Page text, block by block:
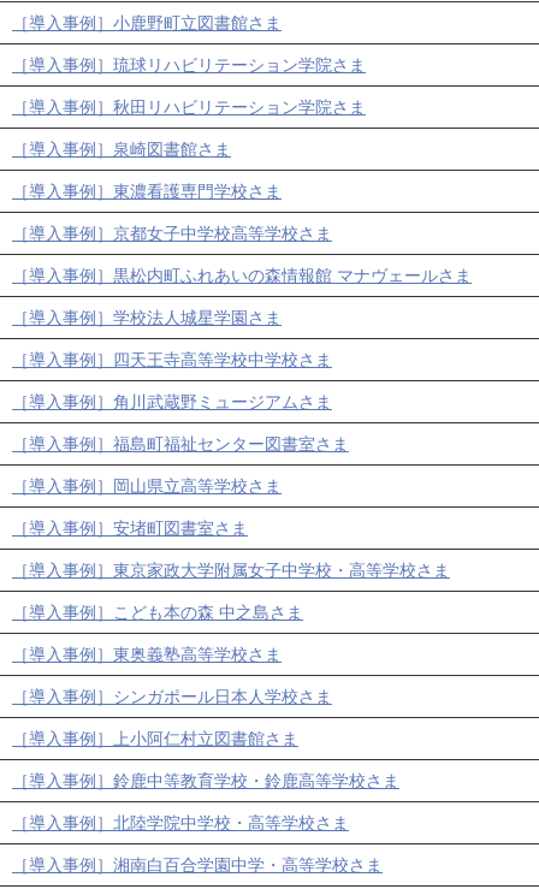
［導入事例］小鹿野町立図書館さま
［導入事例］琉球リハビリテーション学院さま
［導入事例］秋田リハビリテーション学院さま
［導入事例］泉崎図書館さま
［導入事例］東濃看護専門学校さま
［導入事例］京都女子中学校高等学校さま
［導入事例］黒松内町ふれあいの森情報館 マナヴェールさま
［導入事例］学校法人城星学園さま
［導入事例］四天王寺高等学校中学校さま
［導入事例］角川武蔵野ミュージアムさま
［導入事例］福島町福祉センター図書室さま
［導入事例］岡山県立高等学校さま
［導入事例］安堵町図書室さま
［導入事例］東京家政大学附属女子中学校・高等学校さま
［導入事例］こども本の森 中之島さま
［導入事例］東奥義塾高等学校さま
［導入事例］シンガポール日本人学校さま
［導入事例］上小阿仁村立図書館さま
［導入事例］鈴鹿中等教育学校・鈴鹿高等学校さま
［導入事例］北陸学院中学校・高等学校さま
［導入事例］湘南白百合学園中学・高等学校さま